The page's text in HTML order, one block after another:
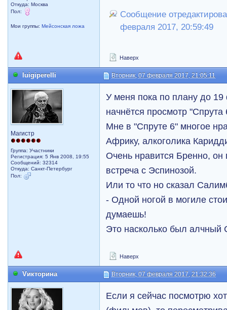
Откуда: Москва
Пол:
Мои группы:Мейсонская ложа
Сообщение
февраля 2017, 20:59:49
Наверх
luigiperelli Вторник, 07 февраля 2017, 21:05:11
Магистр
Группа: Участники
Регистрация: 5 Янв 2008, 19:55
Сообщений: 32314
Откуда: Санкт-Петербург
Пол:
У меня пока по плану до
начнётся просмотр "Спрута
Мне в "Спруте 6" многое
Африку, алкоголика
Очень нравится Бренно, он
встреча с Эспинозой.
Или то что но сказал
- Одной ногой в могиле
думаешь!
Это насколько был алчный
Наверх
Vикторина Вторник, 07 февраля 2017, 21:32:36
Если я сейчас посмотрю